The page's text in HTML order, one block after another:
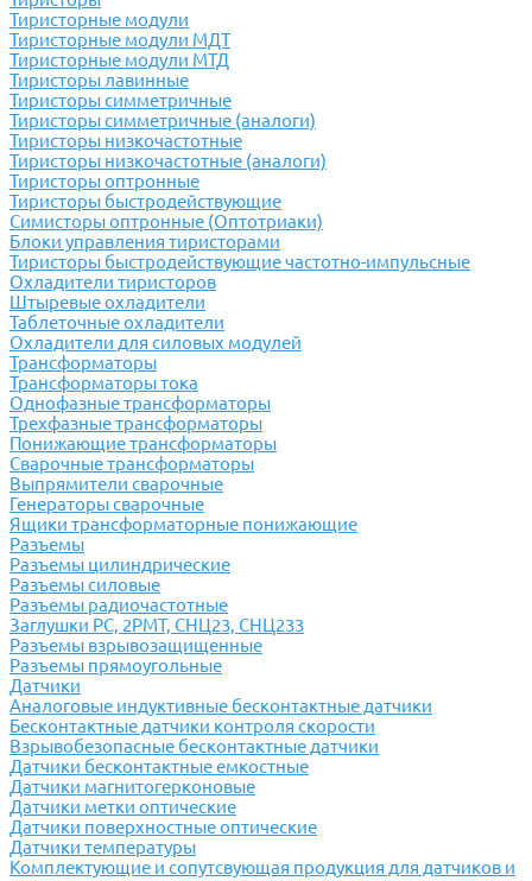
Тиристорные модули
Тиристорные модули МДТ
Тиристорные модули МТД
Тиристоры лавинные
Тиристоры симметричные
Тиристоры симметричные (аналоги)
Тиристоры низкочастотные
Тиристоры низкочастотные (аналоги)
Тиристоры оптронные
Тиристоры быстродействующие
Симисторы оптронные (Оптотриаки)
Блоки управления тиристорами
Тиристоры быстродействующие частотно-импульсные
Охладители тиристоров
Штыревые охладители
Таблеточные охладители
Охладители для силовых модулей
Трансформаторы
Трансформаторы тока
Однофазные трансформаторы
Трехфазные трансформаторы
Понижающие трансформаторы
Сварочные трансформаторы
Выпрямители сварочные
Генераторы сварочные
Ящики трансформаторные понижающие
Разъемы
Разъемы цилиндрические
Разъемы силовые
Разъемы радиочастотные
Заглушки РС, 2РМТ, СНЦ23, СНЦ233
Разъемы взрывозащищенные
Разъемы прямоугольные
Датчики
Аналоговые индуктивные бесконтактные датчики
Бесконтактные датчики контроля скорости
Взрывобезопасные бесконтактные датчики
Датчики бесконтактные емкостные
Датчики магнитогерконовые
Датчики метки оптические
Датчики поверхностные оптические
Датчики температуры
Комплектующие и сопутсвующая продукция для датчиков и